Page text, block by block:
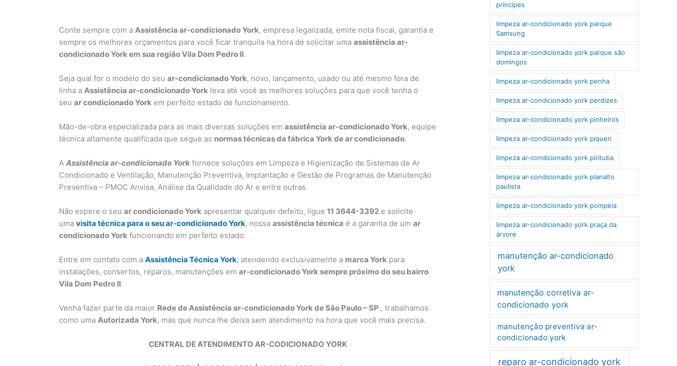
Conte sempre com a Assistência ar-condicionado York, empresa legalizada, emite nota fiscal, garantia e
sempre os melhores orçamentos para você ficar tranquila na hora de solicitar uma assistência ar-
condicionado York em sua região Vila Dom Pedro II.
Seja qual for o modelo do seu ar-condicionado York, novo, lançamento, usado ou até mesmo fora de
linha a Assistência ar-condicionado York leva até você as melhores soluções para que você tenha o
seu ar condicionado York em perfeito estado de funcionamento.
Mão-de-obra especializada para as mais diversas soluções em assistência ar-condicionado York, equipe
técnica altamente qualificada que segue as normas técnicas da fábrica York de ar condicionado.
A Assistência ar-condicionado York fornece soluções em Limpeza e Higienização de Sistemas de Ar
Condicionado e Ventilação, Manutenção Preventiva, Implantação e Gestão de Programas de Manutenção
Preventiva – PMOC Anvisa, Análise da Qualidade do Ar e entre outras.
Não espere o seu ar condicionado York apresentar qualquer defeito, ligue 11 3644-3392 e solicite
uma visita técnica para o seu ar-condicionado York, nossa assistência técnica é a garantia de um ar
condicionado York funcionando em perfeito estado.
Entre em contato com a Assistência Técnica York, atendendo exclusivamente a marca York para
instalações, consertos, reparos, manutenções em ar-condicionado York sempre próximo do seu bairro
Vila Dom Pedro II.
Venha fazer parte da maior Rede de Assistência ar-condicionado York de São Paulo – SP., trabalhamos
como uma Autorizada York, mas que nunca lhe deixa sem atendimento na hora que você mais precisa.
CENTRAL DE ATENDIMENTO AR-CODICIONADO YORK
príncipes
limpeza ar-condicionado york parque
Samsung
limpeza ar-condicionado york parque são
domingos
limpeza ar-condicionado york penha
limpeza ar-condicionado york perdizes
limpeza ar-condicionado york pinheiros
limpeza ar-condicionado york piqueri
limpeza ar-condicionado york pirituba
limpeza ar-condicionado york planalto
paulista
limpeza ar-condicionado york pompeia
limpeza ar-condicionado york praça da
árvore
manutenção ar-condicionado
york
manutenção corretiva ar-
condicionado york
manutenção preventiva ar-
condicionado york
reparo ar-condicionado york